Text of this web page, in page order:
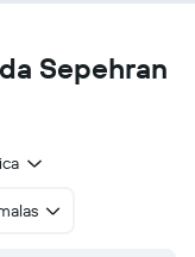
Sepehran